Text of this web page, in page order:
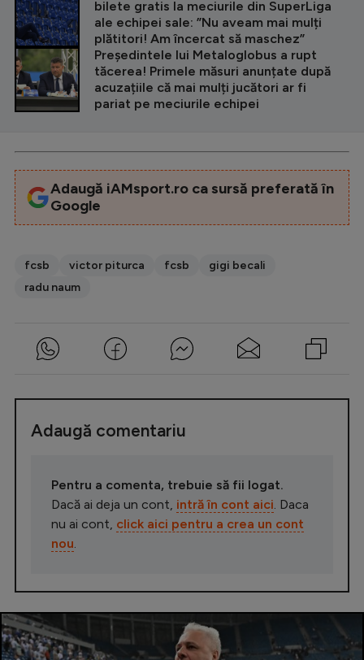
bilete gratis la meciurile din SuperLiga
ale echipei sale: ”Nu aveam mai mulți
plătitori! Am încercat să maschez”
Președintele lui Metaloglobus a rupt
tăcerea! Primele măsuri anunțate după
acuzațiile că mai mulți jucători ar fi
pariat pe meciurile echipei
Adaugă iAMsport.ro ca sursă preferată în
Google
fcsb victor piturca fcsb
gigi becali
radu naum
Adaugă comentariu
Pentru a comenta, trebuie să fii logat.
Dacă ai deja un cont, intră în cont aici . Daca
nu ai cont, click aici pentru a crea un cont
nou